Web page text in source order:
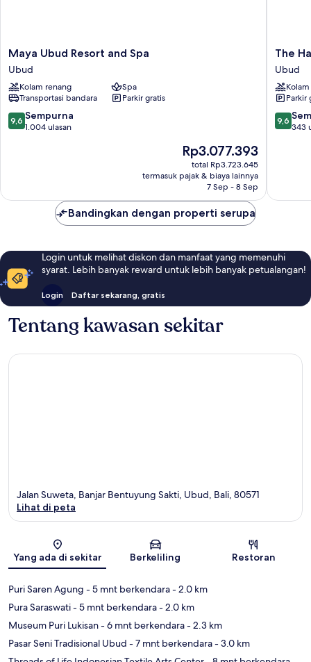
Maya
Ubud
Resort
and
Spa
Ubud
Maya Ubud Resort and Spa
Ubud
Kolam renang
Spa
Transportasi bandara
Parkir gratis
9.6
dari
9,6 Sempurna
1.004 ulasan
Harga
sekarang
Rp3.077.393
Rp3.077.393
total Rp3.723.645
termasuk pajak & biaya lainnya
7 Sep - 8 Sep
The
Hava
Ubud
A
Pramana
Ubud
The
Ubud
Parkir
9.6
dari
9,6
343
Bandingkan dengan properti serupa
Login untuk melihat diskon dan manfaat yang memenuhi
syarat. Lebih banyak reward untuk lebih banyak petualangan!
Login Daftar sekarang, gratis
Tentang kawasan sekitar
Peta
Jalan Suweta, Banjar Bentuyung Sakti, Ubud, Bali, 80571
Lihat di peta
Yang ada di sekitar Berkeliling Restoran
Puri Saren Agung - 5 mnt berkendara- 2.0 km
Pura Saraswati- 5 mnt berkendara- 2.0 km
Museum Puri Lukisan- 6 mnt berkendara- 2.3 km
Pasar Seni Tradisional Ubud - 7 mnt berkendara- 3.0 km